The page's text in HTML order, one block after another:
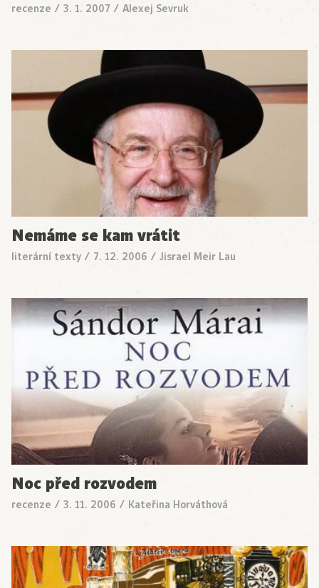
recenze / 3. 1. 2007 / Alexej Sevruk
Nemáme se kam vrátit
literární texty / 7. 12. 2006 / Jisrael Meir Lau
Noc před rozvodem
recenze / 3. 11. 2006 / Kateřina Horváthová